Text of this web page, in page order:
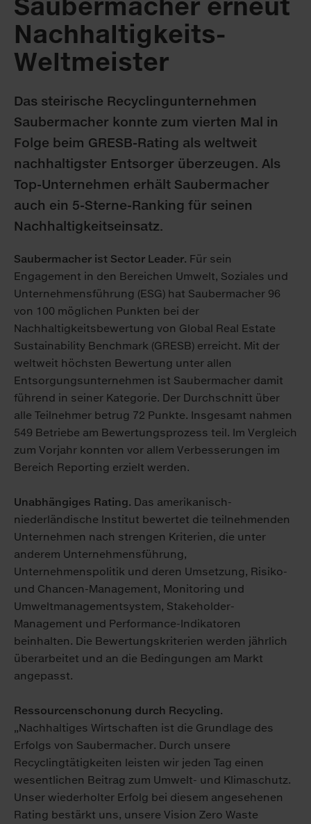
Saubermacher erneut
Nachhaltigkeits-
Weltmeister
Das steirische Recyclingunternehmen
Saubermacher konnte zum vierten Mal in
Folge beim GRESB-Rating als weltweit
nachhaltigster Entsorger überzeugen. Als
Top-Unternehmen erhält Saubermacher
auch ein 5-Sterne-Ranking für seinen
Nachhaltigkeitseinsatz.
Saubermacher ist Sector Leader. Für sein
Engagement in den Bereichen Umwelt, Soziales und
Unternehmensführung (ESG) hat Saubermacher 96
von 100 möglichen Punkten bei der
Nachhaltigkeitsbewertung von Global Real Estate
Sustainability Benchmark (GRESB) erreicht. Mit der
weltweit höchsten Bewertung unter allen
Entsorgungsunternehmen ist Saubermacher damit
führend in seiner Kategorie. Der Durchschnitt über
alle Teilnehmer betrug 72 Punkte. Insgesamt nahmen
549 Betriebe am Bewertungsprozess teil. Im Vergleich
zum Vorjahr konnten vor allem Verbesserungen im
Bereich Reporting erzielt werden.
Unabhängiges Rating. Das amerikanisch-
niederländische Institut bewertet die teilnehmenden
Unternehmen nach strengen Kriterien, die unter
anderem Unternehmensführung,
Unternehmenspolitik und deren Umsetzung, Risiko-
und Chancen-Management, Monitoring und
Umweltmanagementsystem, Stakeholder-
Management und Performance-Indikatoren
beinhalten. Die Bewertungskriterien werden jährlich
überarbeitet und an die Bedingungen am Markt
angepasst.
Ressourcenschonung durch Recycling.
„Nachhaltiges Wirtschaften ist die Grundlage des
Erfolgs von Saubermacher. Durch unsere
Recyclingtätigkeiten leisten wir jeden Tag einen
wesentlichen Beitrag zum Umwelt- und Klimaschutz.
Unser wiederholter Erfolg bei diesem angesehenen
Rating bestärkt uns, unsere Vision Zero Waste